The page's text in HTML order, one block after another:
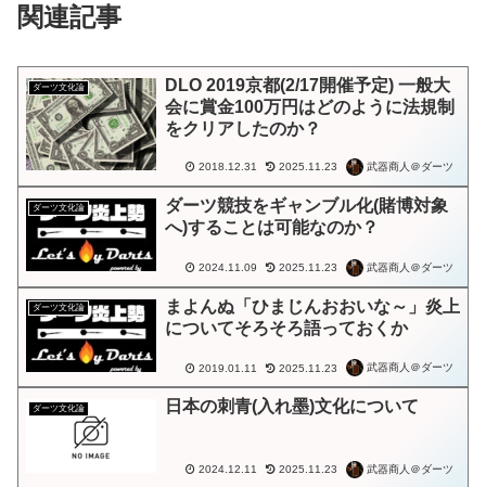
関連記事
ダーツ文化論
DLO 2019京都(2/17開催予定) 一般大
会に賞金100万円はどのように法規制
をクリアしたのか？
2018.12.31 2025.11.23 武器商人＠ダーツ
ダーツ文化論
ダーツ競技をギャンブル化(賭博対象
へ)することは可能なのか？
2024.11.09 2025.11.23 武器商人＠ダーツ
ダーツ文化論
まよんぬ「ひまじんおおいな～」炎上
についてそろそろ語っておくか
2019.01.11 2025.11.23 武器商人＠ダーツ
ダーツ文化論 日本の刺青(入れ墨)文化について
2024.12.11 2025.11.23 武器商人＠ダーツ